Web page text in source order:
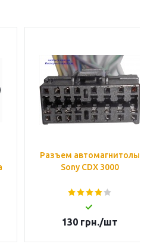
Разъем автомагнитолы
Sony CDX 3000
130 грн./шт